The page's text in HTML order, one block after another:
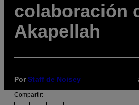
colaboración
Akapellah
PorStaff de Noisey
Compartir: